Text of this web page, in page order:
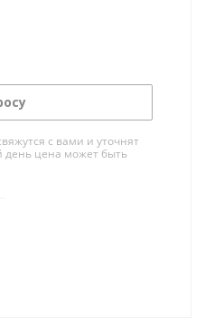
с вами и уточнят
день цена может быть